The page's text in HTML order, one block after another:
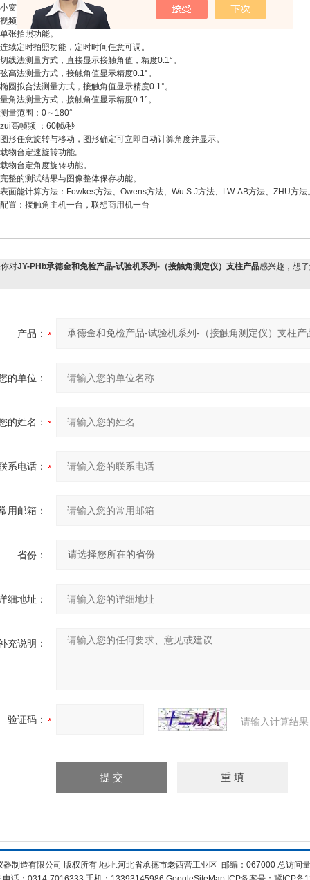
口预览，大窗口拍照和分析。
录制与分析功能
拍照功能。
定时拍照功能，定时时间任意可调。
法测量方式，直接显示接触角值，精度0.1°。
法测量方式，接触角值显示精度0.1°。
拟合法测量方式，接触角值显示精度0.1°。
法测量方式，接触角值显示精度0.1°。
范围：0～180°
帧频 ：60帧/秒
任意旋转与移动，图形确定可立即自动计算角度并显示。
台定速旋转功能。
台定角度旋转功能。
的测试结果与图像整体保存功能。
能计算方法：Fowkes方法、Owens方法、Wu S.J方法、LW-AB方法、ZHU方法
置：接触角主机一台，联想商用机一台
对JY-PHb承德金和免检产品-试验机系列-（接触角测定仪）支柱产品感兴趣，想
产品：
的单位：
的姓名：
系电话：
用邮箱：
省份：
细地址：
充说明：
验证码： 请输入计算结
器制造有限公司 版权所有 地址:河北省承德市老西营工业区 邮编：067000 总访问